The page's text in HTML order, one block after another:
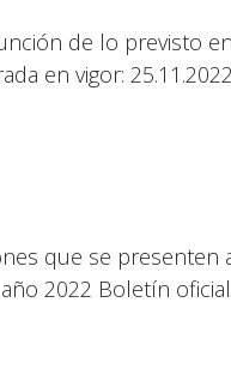
de lo previsto
en vigor:
que se presenten
2022 Boletín oficial